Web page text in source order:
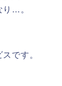
り…。
です。